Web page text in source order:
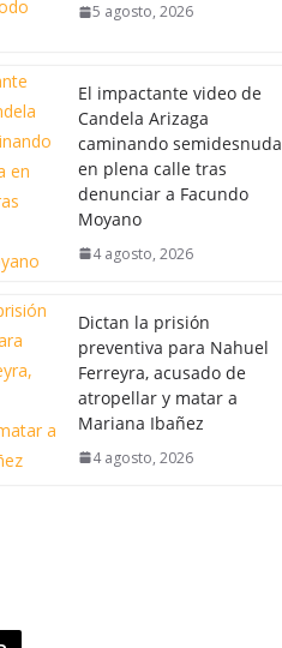
5 agosto, 2026
El impactante video de
Candela Arizaga
caminando semidesnuda
en plena calle tras
denunciar a Facundo
Moyano
4 agosto, 2026
Dictan la prisión
preventiva para Nahuel
Ferreyra, acusado de
atropellar y matar a
Mariana Ibañez
4 agosto, 2026